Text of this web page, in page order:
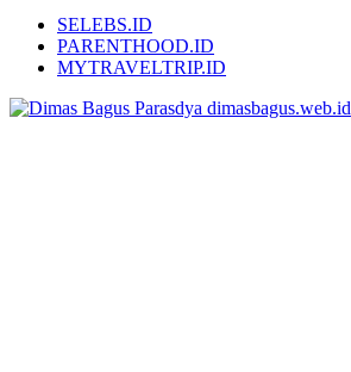
SELEBS.ID
PARENTHOOD.ID
MYTRAVELTRIP.ID
dimasbagus.web.id